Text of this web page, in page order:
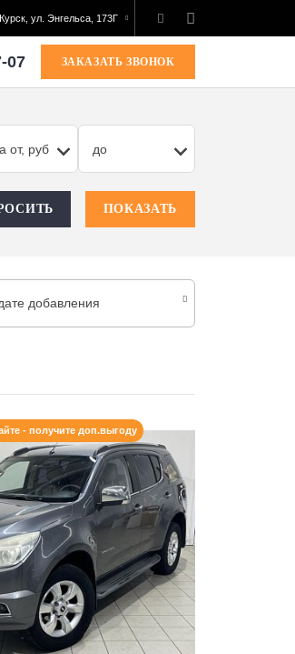
Курск, ул. Энгельса, 173Г
07 ЗАКАЗАТЬ ЗВОНОК
от, руб до
ПОКАЗАТЬ
добавления
- получите доп.выгоду